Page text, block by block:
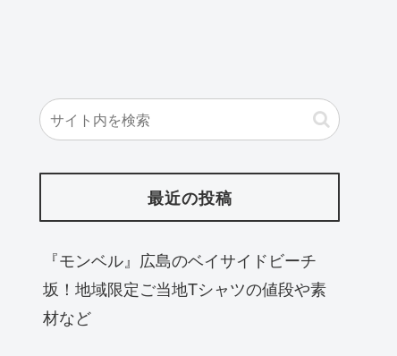
最近の投稿
『モンベル』広島のベイサイドビーチ
坂！地域限定ご当地Tシャツの値段や素
材など